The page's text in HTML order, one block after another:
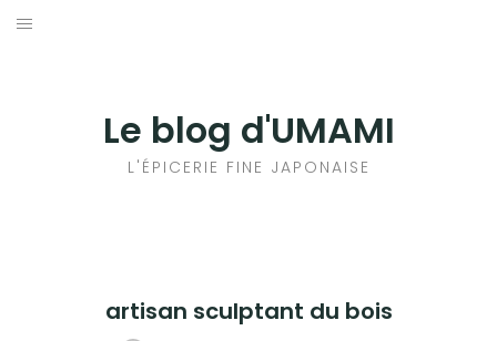
Aller
Le blog d'UMAMI
L'ÉPICERIE FINE JAPONAISE
artisan sculptant du bois